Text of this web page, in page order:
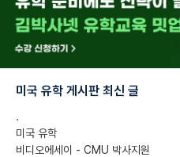
미국 유학 게시판 최신 글
.
미국 유학
비디오에세이 - CMU 박사지원